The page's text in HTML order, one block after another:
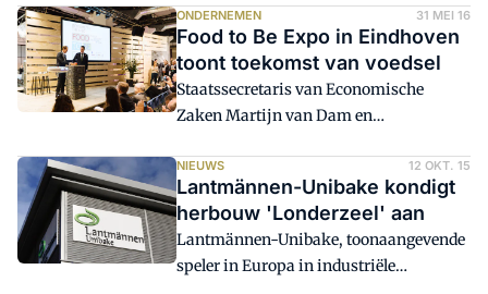
bedrijven samen te brengen in één
gebouw waar de praktijk zo goed
mogelijk wordt benaderd', zegt Hilco
Wagenaar van Royal Steensma. 'Zo zien
de studenten de omgeving waar ze
echt leven.'
ONDERNEMEN 31 MEI 16
Food to Be Expo in Eindhoven
toont toekomst van voedsel
Staatssecretaris van Economische
Zaken Martijn van Dam en
Eindhoven hebben in het bijzijn van 27
EU-ministers en Eurocommissaris van
landbouw Phil Hogan de Food to be Expo
geopend in Eindhoven. Food to be staat
in het teken van de toekomst van ons
NIEUWS 12 OKT. 15
Lantmännen-Unibake kondigt
herbouw 'Londerzeel' aan
Lantmännen-Unibake, toonaangevende
speler in Europa in industriële